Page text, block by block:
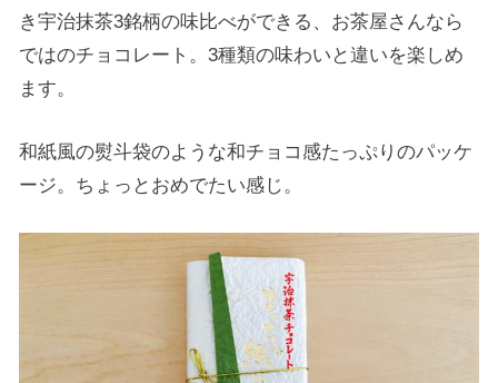
き宇治抹茶3銘柄の味比べができる、お茶屋さんなら
ではのチョコレート。3種類の味わいと違いを楽しめ
ます。
和紙風の熨斗袋のような和チョコ感たっぷりのパッケ
ージ。ちょっとおめでたい感じ。